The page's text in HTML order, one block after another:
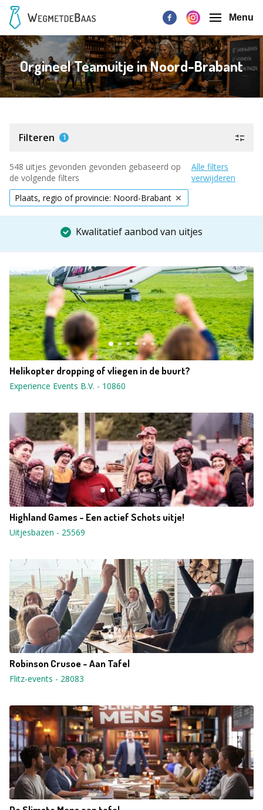
Menu
Orgineel Teamuitje in Noord-Brabant
Filteren 1
548 uitjes gevonden gevonden gebaseerd op
de volgende filters
Alle filters
verwijderen
Plaats, regio of provincie: Noord-Brabant
Kwalitatief aanbod van uitjes
Helikopter dropping of vliegen in de buurt?
Experience Events B.V. - 10860
Highland Games - Een actief Schots uitje!
Uitjesbazen - 25569
Robinson Crusoe - Aan Tafel
Flitz-events - 28083